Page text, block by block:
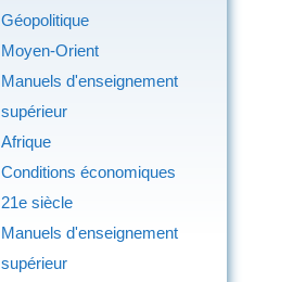
Géopolitique
Moyen-Orient
Manuels d'enseignement
supérieur
Afrique
Conditions économiques
21e siècle
Manuels d'enseignement
supérieur